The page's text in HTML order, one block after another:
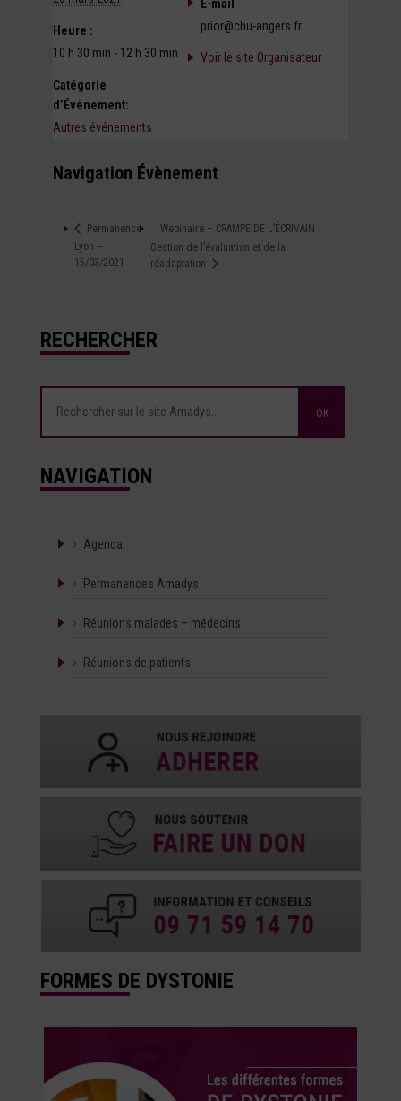
Heure :
10 h 30 min - 12 h 30 min
Catégorie
d’Évènement:
Autres événements
E-mail
prior@chu-angers.fr
Voir le site Organisateur
Navigation Évènement
Permanence
Lyon –
15/03/2021
Webinaire – CRAMPE DE L’ÉCRIVAIN
Gestion de l’évaluation et de la
réadaptation
RECHERCHER
NAVIGATION
Agenda
Permanences Amadys
Réunions malades – médecins
Réunions de patients
FORMES DE DYSTONIE